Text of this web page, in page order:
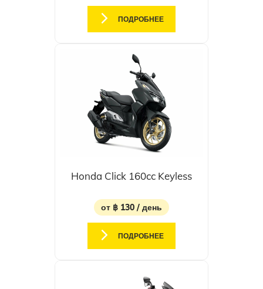
ПОДРОБНЕЕ
Honda Click 160cc Keyless
от ฿ 130 / день
ПОДРОБНЕЕ